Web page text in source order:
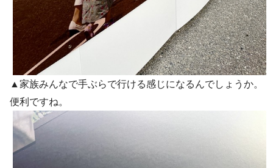
▲家族みんなで手ぶらで行ける感じになるんでしょうか。
便利ですね。